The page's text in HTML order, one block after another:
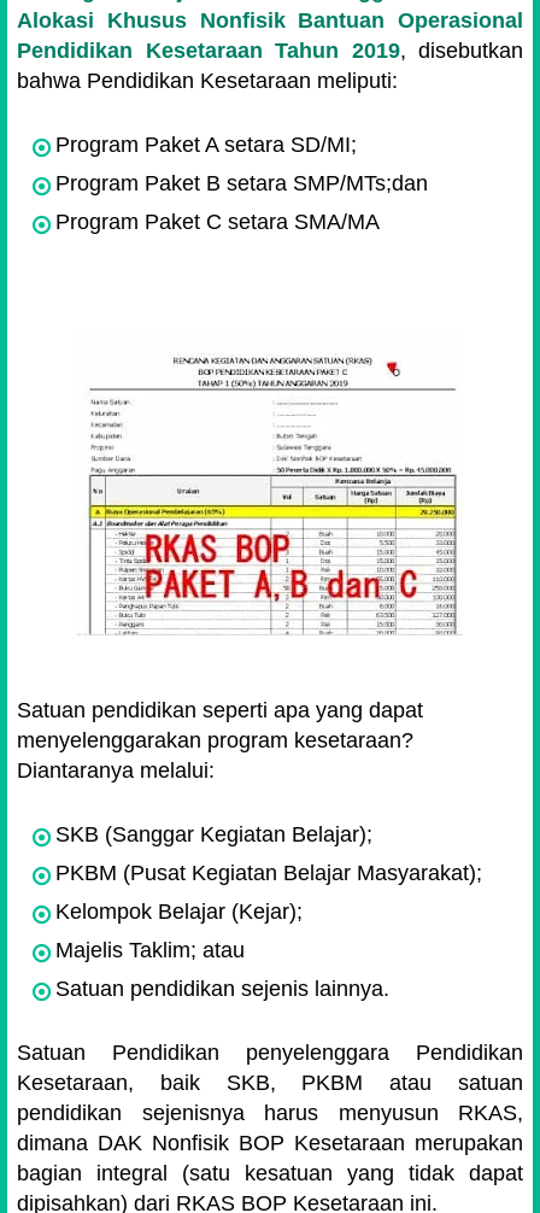
Alokasi Khusus Nonfisik Bantuan Operasional
Pendidikan Kesetaraan Tahun 2019, disebutkan
bahwa Pendidikan Kesetaraan meliputi:
Program Paket A setara SD/MI;
Program Paket B setara SMP/MTs;dan
Program Paket C setara SMA/MA
Satuan pendidikan seperti apa yang dapat
menyelenggarakan program kesetaraan?
Diantaranya melalui:
SKB (Sanggar Kegiatan Belajar);
PKBM (Pusat Kegiatan Belajar Masyarakat);
Kelompok Belajar (Kejar);
Majelis Taklim; atau
Satuan pendidikan sejenis lainnya.
Satuan Pendidikan penyelenggara Pendidikan
Kesetaraan, baik SKB, PKBM atau satuan
pendidikan sejenisnya harus menyusun RKAS,
dimana DAK Nonfisik BOP Kesetaraan merupakan
bagian integral (satu kesatuan yang tidak dapat
dipisahkan) dari RKAS BOP Kesetaraan ini.